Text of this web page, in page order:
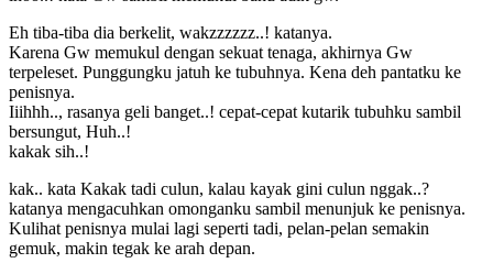
Eh tiba-tiba dia berkelit, wakzzzzzz..! katanya.
Karena Gw memukul dengan sekuat tenaga, akhirnya Gw
terpeleset. Punggungku jatuh ke tubuhnya. Kena deh pantatku ke
penisnya.
Iiihhh.., rasanya geli banget..! cepat-cepat kutarik tubuhku sambil
bersungut, Huh..!
kakak sih..!
kak.. kata Kakak tadi culun, kalau kayak gini culun nggak..?
katanya mengacuhkan omonganku sambil menunjuk ke penisnya.
Kulihat penisnya mulai lagi seperti tadi, pelan-pelan semakin
gemuk, makin tegak ke arah depan.